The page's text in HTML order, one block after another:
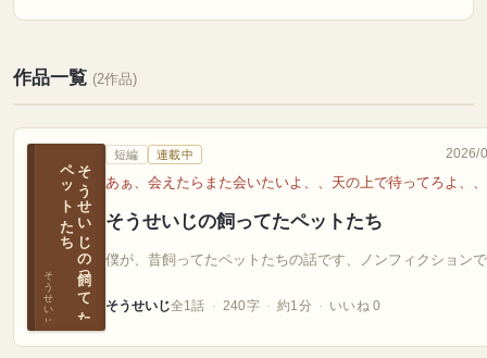
作品一覧 (2作品)
そ
う
せ
い
じ
の
飼っ
て
た
ペ
ッ
ト
た
ち
そうせいじ
短編 連載中 2026/
あぁ、会えたらまた会いたいよ、、天の上で待ってろよ、
そうせいじの飼ってたペットたち
僕が、昔飼ってたペットたちの話です、ノンフィクション
そうせいじ全1話 240字 約1分 いいね 0